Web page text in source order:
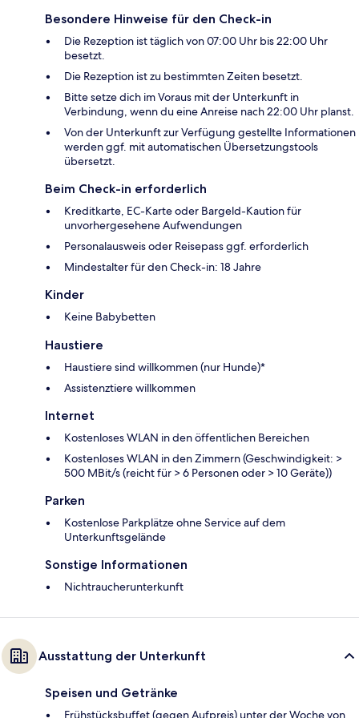
Besondere Hinweise für den Check-in
Die Rezeption ist täglich von 07:00 Uhr bis 22:00 Uhr
besetzt.
Die Rezeption ist zu bestimmten Zeiten besetzt.
Bitte setze dich im Voraus mit der Unterkunft in
Verbindung, wenn du eine Anreise nach 22:00 Uhr planst.
Von der Unterkunft zur Verfügung gestellte Informationen
werden ggf. mit automatischen Übersetzungstools
übersetzt.
Beim Check-in erforderlich
Kreditkarte, EC-Karte oder Bargeld-Kaution für
unvorhergesehene Aufwendungen
Personalausweis oder Reisepass ggf. erforderlich
Mindestalter für den Check-in: 18 Jahre
Kinder
Keine Babybetten
Haustiere
Haustiere sind willkommen (nur Hunde)*
Assistenztiere willkommen
Internet
Kostenloses WLAN in den öffentlichen Bereichen
Kostenloses WLAN in den Zimmern (Geschwindigkeit: >
500 MBit/s (reicht für > 6 Personen oder > 10 Geräte))
Parken
Kostenlose Parkplätze ohne Service auf dem
Unterkunftsgelände
Sonstige Informationen
Nichtraucherunterkunft
Ausstattung der Unterkunft
Speisen und Getränke
Frühstücksbuffet (gegen Aufpreis) unter der Woche von